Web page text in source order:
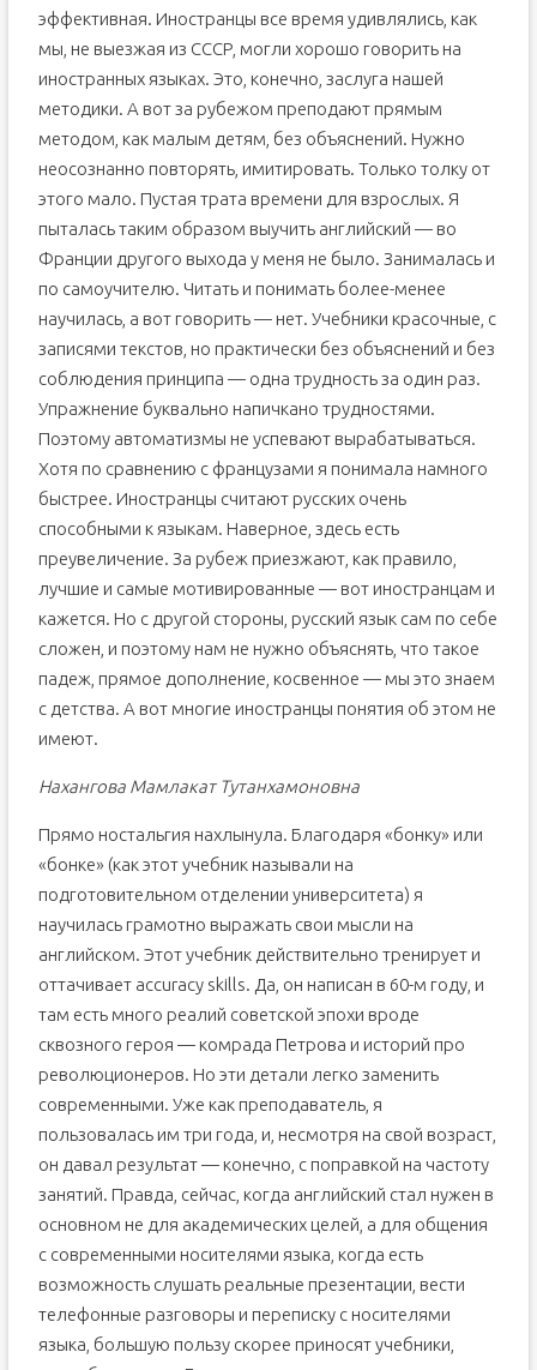
эффективная. Иностранцы все время удивлялись, как
мы, не выезжая из СССР, могли хорошо говорить на
иностранных языках. Это, конечно, заслуга нашей
методики. А вот за рубежом преподают прямым
методом, как малым детям, без объяснений. Нужно
неосознанно повторять, имитировать. Только толку от
этого мало. Пустая трата времени для взрослых. Я
пыталась таким образом выучить английский — во
Франции другого выхода у меня не было. Занималась и
по самоучителю. Читать и понимать более-менее
научилась, а вот говорить — нет. Учебники красочные, с
записями текстов, но практически без объяснений и без
соблюдения принципа — одна трудность за один раз.
Упражнение буквально напичкано трудностями.
Поэтому автоматизмы не успевают вырабатываться.
Хотя по сравнению с французами я понимала намного
быстрее. Иностранцы считают русских очень
способными к языкам. Наверное, здесь есть
преувеличение. За рубеж приезжают, как правило,
лучшие и самые мотивированные — вот иностранцам и
кажется. Но с другой стороны, русский язык сам по себе
сложен, и поэтому нам не нужно объяснять, что такое
падеж, прямое дополнение, косвенное — мы это знаем
с детства. А вот многие иностранцы понятия об этом не
имеют.
Нахангова Мамлакат Тутанхамоновна
Прямо ностальгия нахлынула. Благодаря «бонку» или
«бонке» (как этот учебник называли на
подготовительном отделении университета) я
научилась грамотно выражать свои мысли на
английском. Этот учебник действительно тренирует и
оттачивает accuracy skills. Да, он написан в 60-м году, и
там есть много реалий советской эпохи вроде
сквозного героя — комрада Петрова и историй про
революционеров. Но эти детали легко заменить
современными. Уже как преподаватель, я
пользовалась им три года, и, несмотря на свой возраст,
он давал результат — конечно, с поправкой на частоту
занятий. Правда, сейчас, когда английский стал нужен в
основном не для академических целей, а для общения
с современными носителями языка, когда есть
возможность слушать реальные презентации, вести
телефонные разговоры и переписку с носителями
языка, большую пользу скорее приносят учебники,